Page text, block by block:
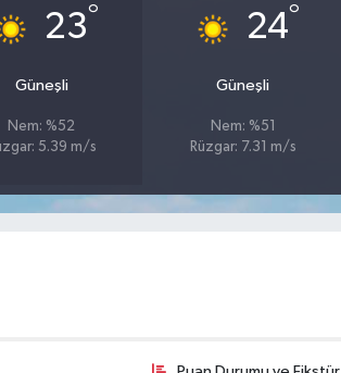
23°
Güneşli
Nem: %52
5.39 m/s
24°
Güneşli
Nem: %51
Rüzgar: 7.31 m/s